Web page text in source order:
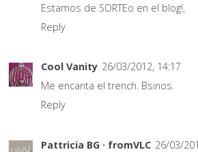
Estamos de SORTEo en el blog!,
Reply
Cool Vanity 26/03/2012, 14:17
Me encanta el trench. Bsinos.
Reply
Pattricia BG · fromVLC 26/03/